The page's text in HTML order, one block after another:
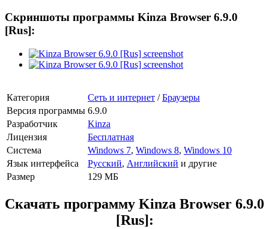
Скриншоты программы Kinza Browser 6.9.0
[Rus]:
Категория Сеть и интернет /Браузеры
Версия программы 6.9.0
Разработчик
Kinza
Лицензия
Бесплатная
Система
Windows 7, Windows 8, Windows 10
Язык интерфейса
Русский, Английский и другие
Размер
129 МБ
Скачать программу Kinza Browser 6.9.0
[Rus]: